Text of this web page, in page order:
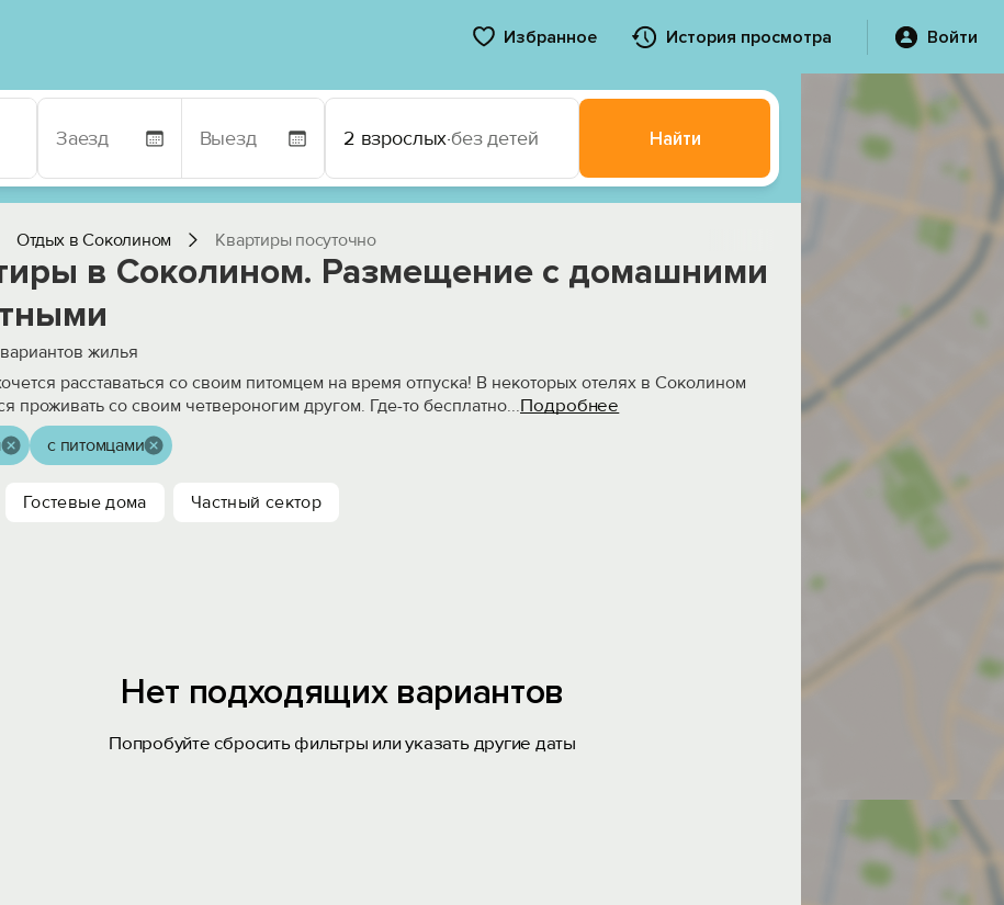
Избранное История просмотра Войти
2 взрослых·без детей Найти
Отдых в Соколином Квартиры посуточно
в Соколином. Размещение с домашними
вариантов жилья
расставаться со своим питомцем на время отпуска! В некоторых отелях в Соколином
проживать со своим четвероногим другом. Где-то бесплатно...Подробнее
с питомцами
Гостевые дома Частный сектор
Нет подходящих вариантов
Попробуйте сбросить фильтры или указать другие даты